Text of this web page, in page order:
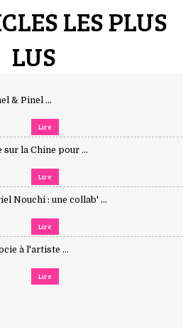
LES PLUS
LUS
& Pinel ...
Lire
la Chine pour ...
Lire
Nouchi : une collab' ...
Lire
à l'artiste ...
Lire